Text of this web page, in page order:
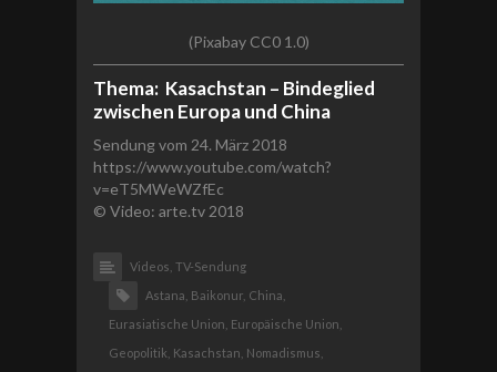
(Pixabay CC0 1.0)
Thema: Kasachstan – Bindeglied
zwischen Europa und China
Sendung vom 24. März 2018
https://www.youtube.com/watch?
v=eT5MWeWZfEc
© Video: arte.tv 2018
Videos, TV-Sendung
Astana, Baikonur, China,
Eurasiatische Union, Europäische Union,
Geopolitik, Kasachstan, Nomadismus,